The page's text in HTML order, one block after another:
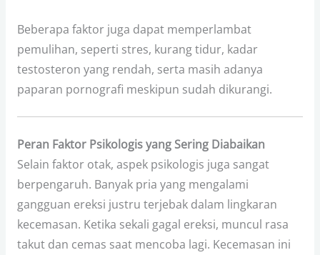
Beberapa faktor juga dapat memperlambat
pemulihan, seperti stres, kurang tidur, kadar
testosteron yang rendah, serta masih adanya
paparan pornografi meskipun sudah dikurangi.
Peran Faktor Psikologis yang Sering Diabaikan
Selain faktor otak, aspek psikologis juga sangat
berpengaruh. Banyak pria yang mengalami
gangguan ereksi justru terjebak dalam lingkaran
kecemasan. Ketika sekali gagal ereksi, muncul rasa
takut dan cemas saat mencoba lagi. Kecemasan ini